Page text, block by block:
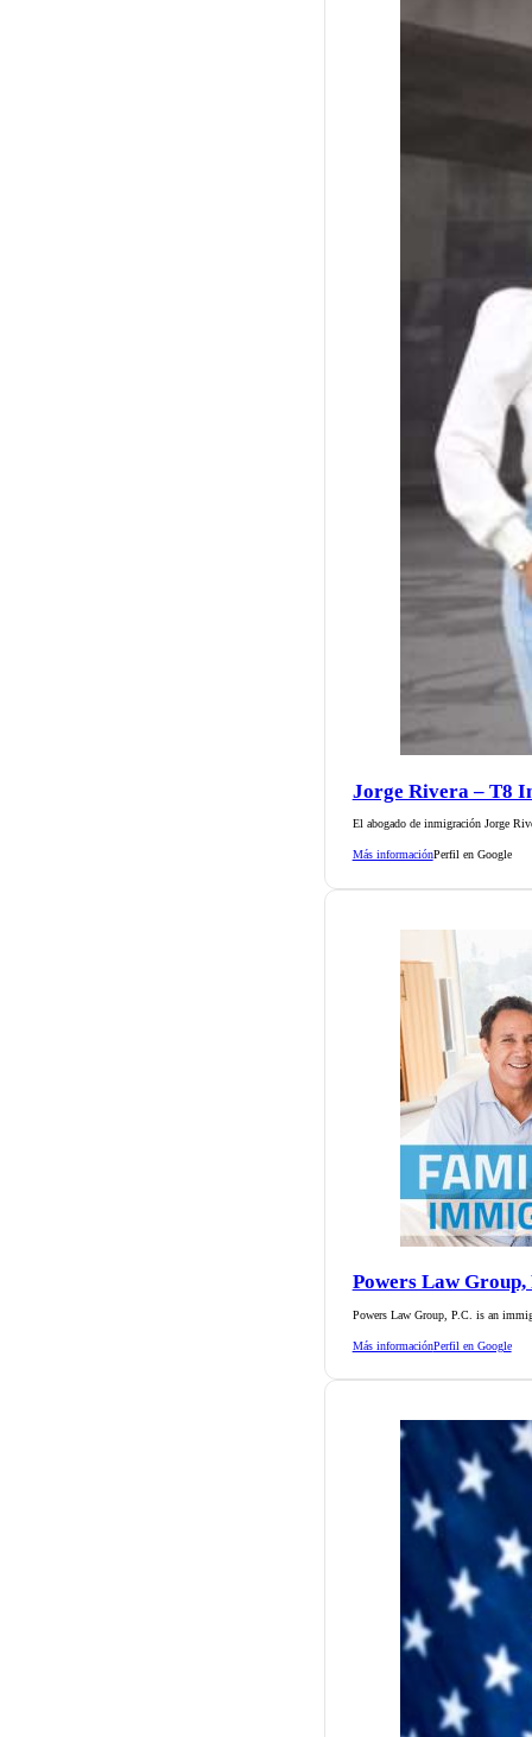
Jorge Rivera – T8
El abogado de inmigración Jorge
Más informaciónPerfil en Google
Powers Law Group,
Powers Law Group, P.C. is an
Más informaciónPerfil en Google